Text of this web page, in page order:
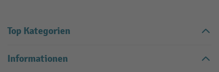
Top Kategorien
Informationen